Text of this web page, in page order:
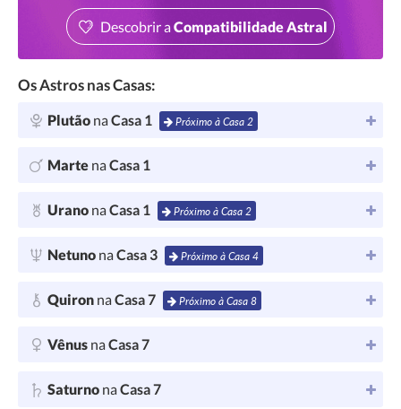
Descobrir aCompatibilidade Astral
Os Astros nas Casas:
Plutão naCasa 1 Próximo à Casa 2
Marte naCasa 1
Urano naCasa 1 Próximo à Casa 2
Netuno naCasa 3 Próximo à Casa 4
Quiron naCasa 7 Próximo à Casa 8
Vênus naCasa 7
Saturno naCasa 7